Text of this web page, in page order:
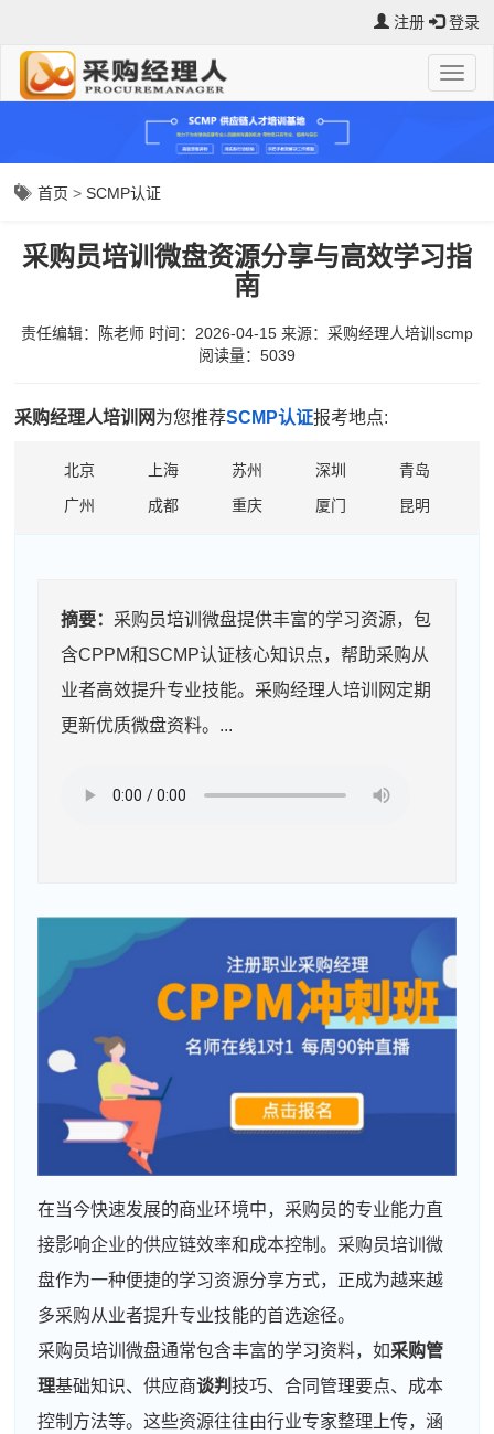
注册 登录
首页 >SCMP认证
采购员培训微盘资源分享与高效学习指
南
责任编辑：陈老师 时间：2026-04-15 来源： 采购经理人培训scmp
阅读量：5039
采购经理人培训网为您推荐SCMP认证报考地点:
北京 上海 苏州 深圳
青岛
广州
成都 重庆 厦门 昆明
摘要： 采购员培训微盘提供丰富的学习资源，包
含CPPM和SCMP认证核心知识点，帮助采购从
业者高效提升专业技能。采购经理人培训网定期
更新优质微盘资料。...
在当今快速发展的商业环境中，采购员的专业能力直
接影响企业的供应链效率和成本控制。采购员培训微
盘作为一种便捷的学习资源分享方式，正成为越来越
多采购从业者提升专业技能的首选途径。
采购员培训微盘通常包含丰富的学习资料，如采购管
理基础知识、供应商谈判技巧、合同管理要点、成本
控制方法等。这些资源往往由行业专家整理上传，涵